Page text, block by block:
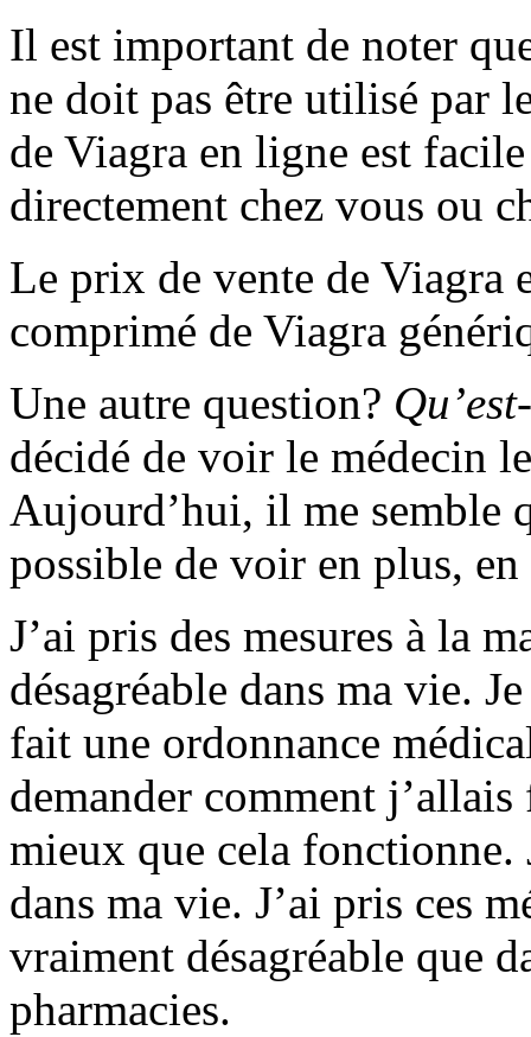
Il est important de noter
ne doit pas être utilisé par
de Viagra en ligne est
directement chez vous ou
Le prix de vente de Viagra
comprimé de Viagra
Une autre question?
décidé de voir le médecin
Aujourd’hui, il me semble
possible de voir en plus,
J’ai pris des mesures à la
désagréable dans ma vie.
fait une ordonnance
demander comment
mieux que cela fonctionne.
dans ma vie. J’ai pris ces
vraiment désagréable que
pharmacies.